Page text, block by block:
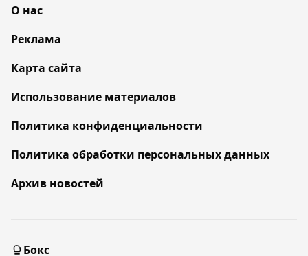
О нас
Реклама
Карта сайта
Использование материалов
Политика конфиденциальности
Политика обработки персональных данных
Архив новостей
Бокс